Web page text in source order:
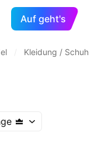
Auf geht's
Kleidung /